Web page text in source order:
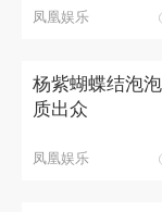
凤凰娱乐
杨紫蝴蝶结泡
质出众
凤凰娱乐